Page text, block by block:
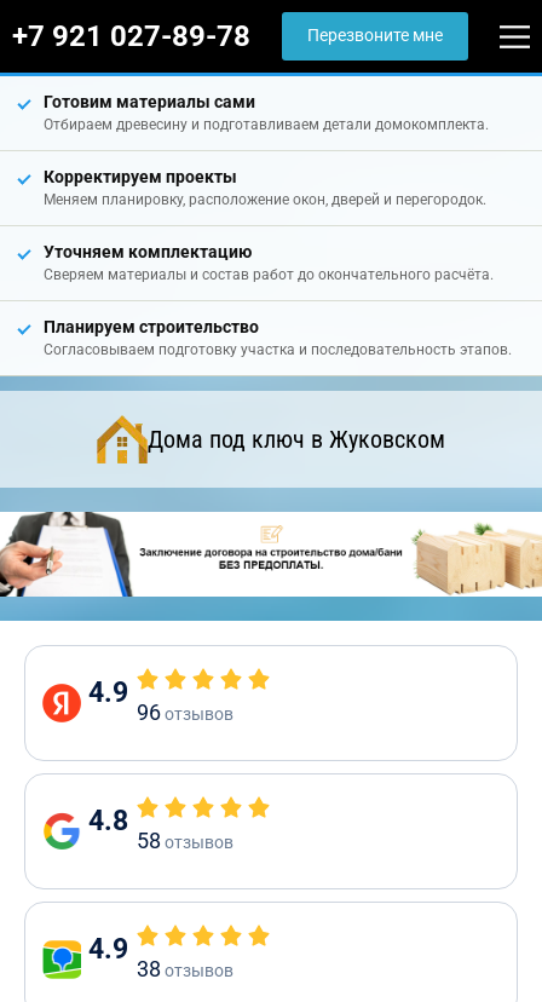
+7 921 027-89-78 Перезвоните мне
Готовим материалы сами
Отбираем древесину и подготавливаем детали домокомплекта.
Корректируем проекты
Меняем планировку, расположение окон, дверей и перегородок.
Уточняем комплектацию
Сверяем материалы и состав работ до окончательного расчёта.
Планируем строительство
Согласовываем подготовку участка и последовательность этапов.
Дома под ключ в Жуковском
4.9
96отзывов
4.8
58 отзывов
4.9
38 отзывов